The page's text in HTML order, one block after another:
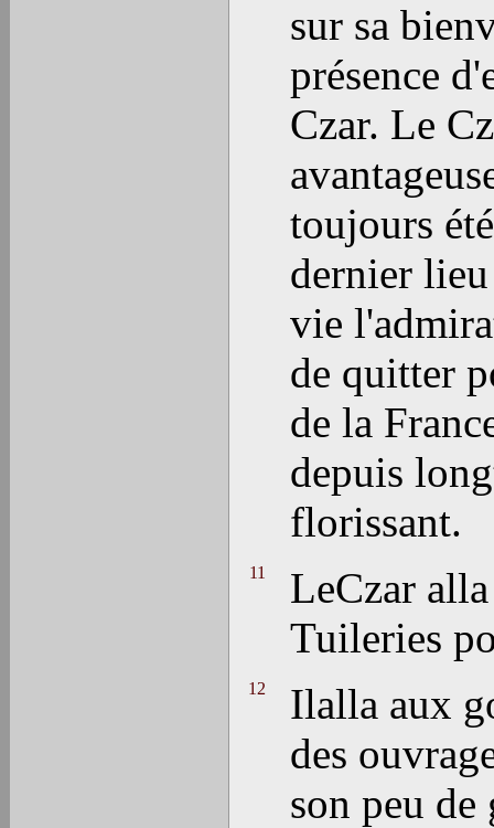
sur sa
présence
Czar. Le
toujours
dernier
vie
de quitter
de la
depuis
florissant.
11
LeCzar
Tuileries
12
Ilalla aux
des
son peu de